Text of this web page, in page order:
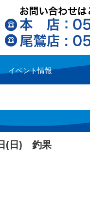
イベント情報
(日) 釣果